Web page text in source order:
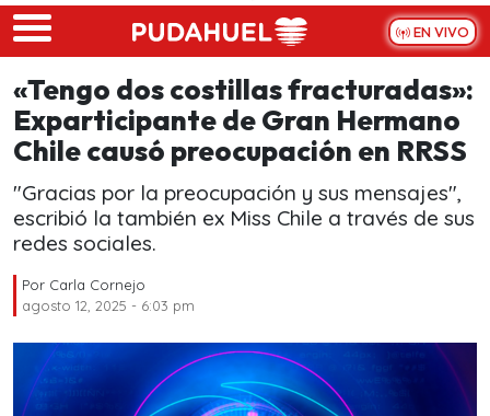
Skip to main content
EN VIVO
«Tengo dos costillas fracturadas»:
Exparticipante de Gran Hermano
Chile causó preocupación en RRSS
"Gracias por la preocupación y sus mensajes",
escribió la también ex Miss Chile a través de sus
redes sociales.
Por Carla Cornejo
agosto 12, 2025 - 6:03 pm